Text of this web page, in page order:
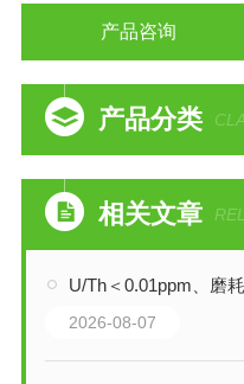
产品咨询
产品分类
相关文章
U/Th＜0.01ppm、磨耗仅
2026-08-07